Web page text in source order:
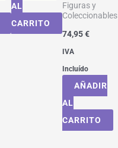
AL
CARRITO
Figuras y
Coleccionables
74,95€
IVA
Incluído
AÑADIR
AL
CARRITO